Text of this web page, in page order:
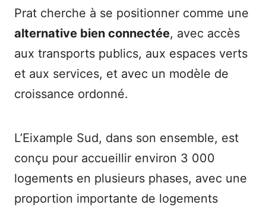
Prat cherche à se positionner comme une
alternative bien connectée, avec accès
aux transports publics, aux espaces verts
et aux services, et avec un modèle de
croissance ordonné.
L’Eixample Sud, dans son ensemble, est
conçu pour accueillir environ 3 000
logements en plusieurs phases, avec une
proportion importante de logements